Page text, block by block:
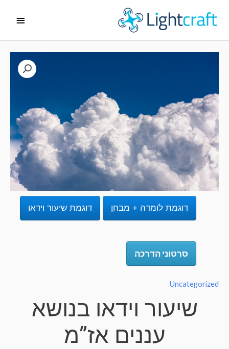
תפריט
ראשי
דוגמת לומדה + מבחן דוגמת שיעור וידאו
סרטוני הדרכה
שיעור וידאו בנושא
עננים אז”מ